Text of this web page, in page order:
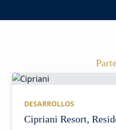
DESARROLLOS
Cipriani Resort,